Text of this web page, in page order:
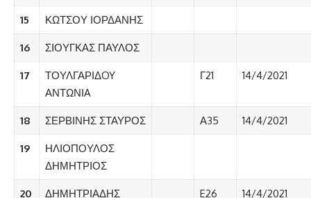
15 ΚΩΤΣΟΥ ΙΟΡΔΑΝΗΣ
16 ΣΙΟΥΓΚΑΣ ΠΑΥΛΟΣ
17
ΤΟΥΛΓΑΡΙΔOY
ΑΝΤΩΝΙA
Γ21 14/4/2021
18 ΣΕΡΒΙΝΗΣ ΣΤΑΥΡΟΣ Α35 14/4/2021
19
ΗΛΙΟΠΟΥΛΟΣ
ΔΗΜΗΤΡΙΟΣ
20
ΔΗΜΗΤΡΙΑΔΗΣ
E26 14/4/2021